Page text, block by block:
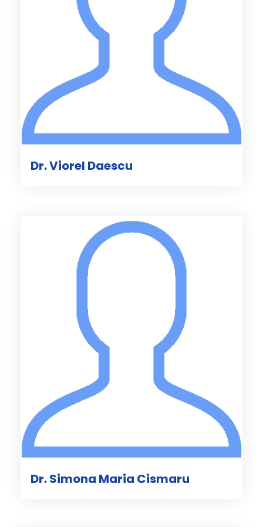
Dr. Viorel Daescu
Dr. Simona Maria Cismaru